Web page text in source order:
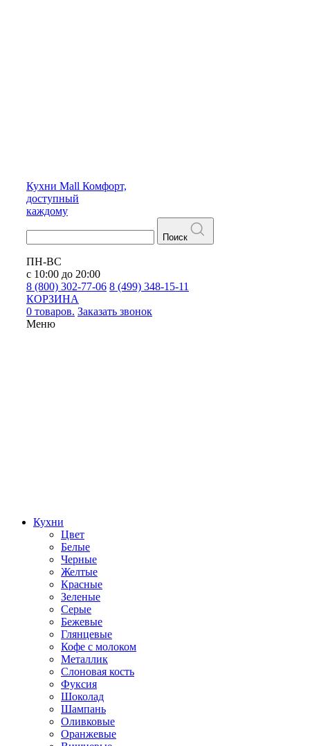
Кухни Mall Комфорт,
доступный
каждому
Поиск
ПН-ВС
с 10:00 до 20:00
8 (800) 302-77-06 8 (499) 348-15-11
КОРЗИНА
0 товаров. Заказать звонок
Меню
Кухни
Цвет
Белые
Черные
Желтые
Красные
Зеленые
Серые
Бежевые
Глянцевые
Кофе с молоком
Металлик
Слоновая кость
Фуксия
Шоколад
Шампань
Оливковые
Оранжевые